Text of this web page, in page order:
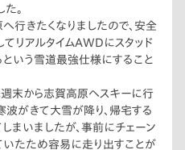
。
行きたくなりましたので、安全
てリアルタイムAWDにスタッド
という雪道最強仕様にすること
末から志賀高原へスキーに行
波がきて大雪が降り、帰宅する
まいましたが、事前にチェーン
たため容易に走り出すことが